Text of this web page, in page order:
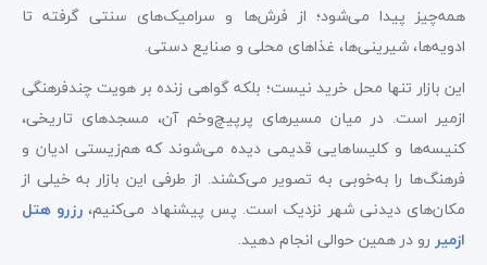
همه‌چیز پیدا می‌شود؛ از فرش‌ها و سرامیک‌های سنتی گرفته تا
ادویه‌ها، شیرینی‌ها، غذاهای محلی و صنایع دستی.
این بازار تنها محل خرید نیست؛ بلکه گواهی زنده بر هویت چندفرهنگی
ازمیر است. در میان مسیرهای پرپیچ‌وخم آن، مسجدهای تاریخی،
کنیسه‌ها و کلیساهایی قدیمی دیده می‌شوند که هم‌زیستی ادیان و
فرهنگ‌ها را به‌خوبی به تصویر می‌کشند. از طرفی این بازار به خیلی از
مکان‌های دیدنی شهر نزدیک است. پس پیشنهاد می‌کنیم، رزرو هتل
ازمیر رو در همین حوالی انجام دهید.